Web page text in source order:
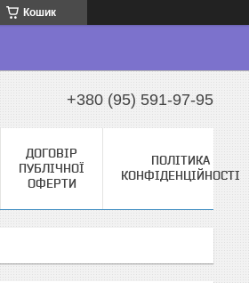
Кошик
+380 (95) 591-97-95
ДОГОВІР
ПУБЛІЧНОЇ
ОФЕРТИ
ПОЛІТИКА
КОНФІДЕНЦІЙНОСТІ